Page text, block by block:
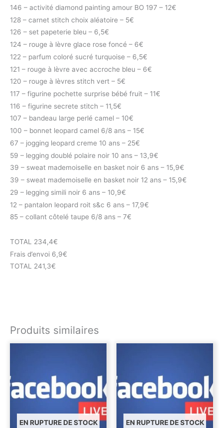
146 – activité diamond painting amour BO 197 – 12€
128 – carnet stitch choix aléatoire – 5€
126 – set papeterie bleu – 6,5€
124 – rouge à lèvre glace rose foncé – 6€
122 – parfum coloré sucré turquoise – 6,5€
121 – rouge à lèvre avec accroche bleu – 6€
120 – rouge à lèvres stitch vert – 5€
117 – figurine pochette surprise bébé fruit – 11€
116 – figurine secrete stitch – 11,5€
107 – bandeau large perlé camel – 10€
100 – bonnet leopard camel 6/8 ans – 15€
67 – jogging leopard creme 10 ans – 25€
59 – legging doublé polaire noir 10 ans – 13,9€
39 – sweat mademoiselle en basket noir 6 ans – 15,9€
39 – sweat mademoiselle en basket noir 12 ans – 15,9€
29 – legging simili noir 6 ans – 10,9€
12 – pantalon leopard roit s&c 6 ans – 17,9€
85 – collant côtelé taupe 6/8 ans – 7€
TOTAL 234,4€
Frais d’envoi 6,9€
TOTAL 241,3€
Produits similaires
EN RUPTURE DE STOCK EN RUPTURE DE STOCK